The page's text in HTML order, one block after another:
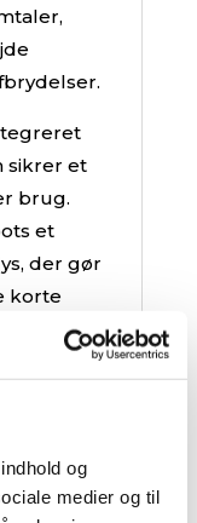
og
medier og til
sikrer et
brug.
et
der gør
korte
med